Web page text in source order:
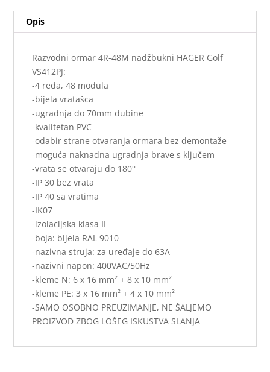
Opis
Razvodni ormar 4R-48M nadžbukni HAGER Golf
VS412PJ:
-4 reda, 48 modula
-bijela vratašca
-ugradnja do 70mm dubine
-kvalitetan PVC
-odabir strane otvaranja ormara bez demontaže
-moguća naknadna ugradnja brave s ključem
-vrata se otvaraju do 180°
-IP 30 bez vrata
-IP 40 sa vratima
-IK07
-izolacijska klasa II
-boja: bijela RAL 9010
-nazivna struja: za uređaje do 63A
-nazivni napon: 400VAC/50Hz
-kleme N: 6 x 16 mm² + 8 x 10 mm²
-kleme PE: 3 x 16 mm² + 4 x 10 mm²
-SAMO OSOBNO PREUZIMANJE, NE ŠALJEMO
PROIZVOD ZBOG LOŠEG ISKUSTVA SLANJA